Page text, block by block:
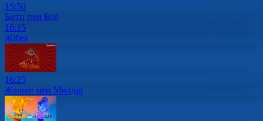
15:50
Битц пен Боб
16:15
Жібек
16:25
Жалын мен Мөлдір